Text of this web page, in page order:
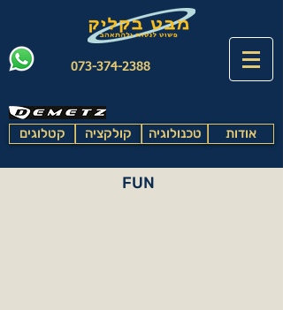
073-374-2388
קטלוגים קולקציה טכנולוגיה אודות
FUN